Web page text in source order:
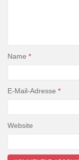
Name *
E-Mail-Adresse *
Website